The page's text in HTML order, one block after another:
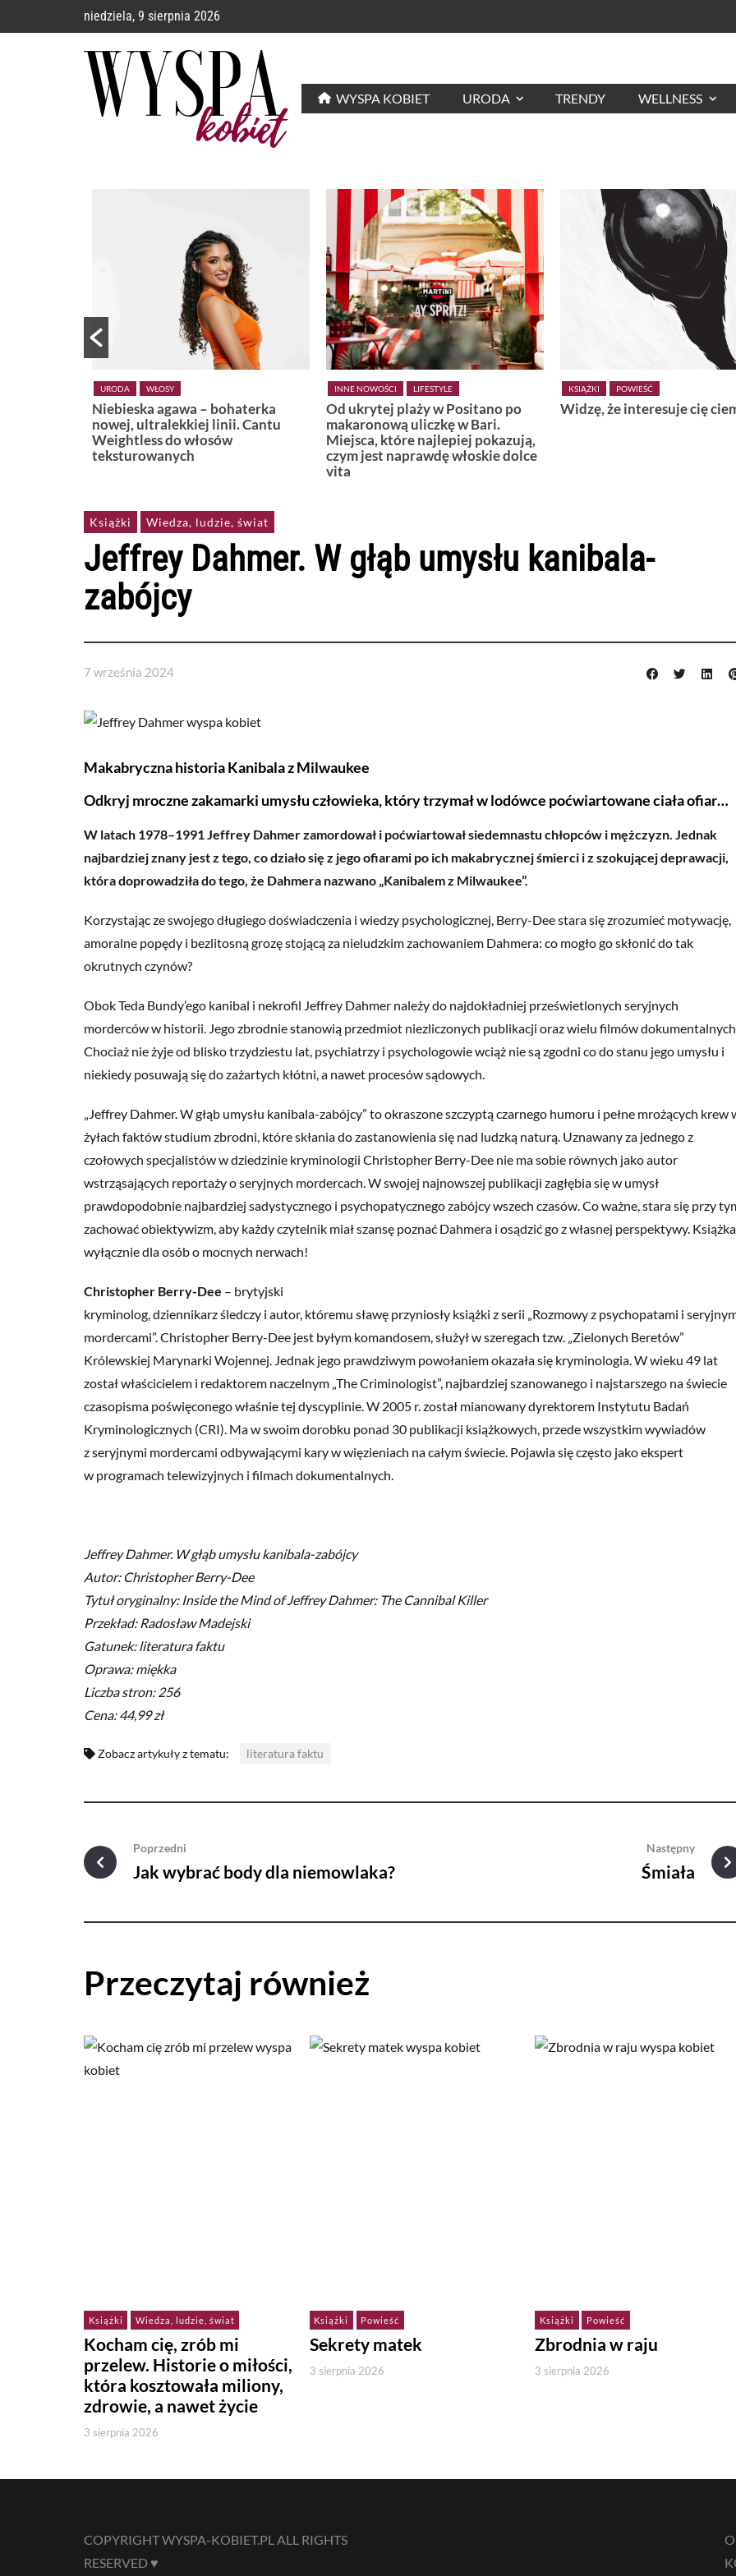
niedziela, 9 sierpnia 2026
WYSPA KOBIET URODA TRENDY WELLNESS
INNE NOWOŚCI
Od ukrytej plaży w Positano po
makaronową uliczkę w Bari.
Miejsca, które najlepiej pokazują,
czym jest naprawdę włoskie dolce
KSIĄŻKI POWIEŚĆ
Widzę, że interesuje cię ciemność
KSIĄŻKI POWIEŚĆ
Wiedźmy z Vardø
Książki Wiedza, ludzie, świat
Jeffrey Dahmer. W głąb umysłu kanibala-
zabójcy
7 września 2024
Makabryczna historia Kanibala z Milwaukee
Odkryj mroczne zakamarki umysłu człowieka, który trzymał w lodówce poćwiartowane ciała ofiar…
W latach 1978–1991 Jeffrey Dahmer zamordował i poćwiartował siedemnastu chłopców i mężczyzn. Jednak
najbardziej znany jest z tego, co działo się z jego ofiarami po ich makabrycznej śmierci i z szokującej deprawacji,
która doprowadziła do tego, że Dahmera nazwano „Kanibalem z Milwaukee”.
Korzystając ze swojego długiego doświadczenia i wiedzy psychologicznej, Berry-Dee stara się zrozumieć motywację,
amoralne popędy i bezlitosną grozę stojącą za nieludzkim zachowaniem Dahmera: co mogło go skłonić do tak
okrutnych czynów?
Obok Teda Bundy’ego kanibal i nekrofil Jeffrey Dahmer należy do najdokładniej prześwietlonych seryjnych
morderców w historii. Jego zbrodnie stanowią przedmiot niezliczonych publikacji oraz wielu filmów
Chociaż nie żyje od blisko trzydziestu lat, psychiatrzy i psychologowie wciąż nie są zgodni co do stanu jego umysłu i
niekiedy posuwają się do zażartych kłótni, a nawet procesów sądowych.
„Jeffrey Dahmer. W głąb umysłu kanibala-zabójcy” to okraszone szczyptą czarnego humoru i pełne mrożących krew
żyłach faktów studium zbrodni, które skłania do zastanowienia się nad ludzką naturą. Uznawany za jednego z
czołowych specjalistów w dziedzinie kryminologii Christopher Berry-Dee nie ma sobie równych jako autor
wstrząsających reportaży o seryjnych mordercach. W swojej najnowszej publikacji zagłębia się w umysł
prawdopodobnie najbardziej sadystycznego i psychopatycznego zabójcy wszech czasów. Co ważne, stara się przy
zachować obiektywizm, aby każdy czytelnik miał szansę poznać Dahmera i osądzić go z własnej perspektywy. Książka
wyłącznie dla osób o mocnych nerwach!
Christopher Berry-Dee – brytyjski
kryminolog, dziennikarz śledczy i autor, któremu sławę przyniosły książki z serii „Rozmowy z psychopatami i
mordercami”. Christopher Berry-Dee jest byłym komandosem, służył w szeregach tzw. „Zielonych Beretów”
Królewskiej Marynarki Wojennej. Jednak jego prawdziwym powołaniem okazała się kryminologia. W wieku 49 lat
został właścicielem i redaktorem naczelnym „The Criminologist”, najbardziej szanowanego i najstarszego na świecie
czasopisma poświęconego właśnie tej dyscyplinie. W 2005 r. został mianowany dyrektorem Instytutu Badań
Kryminologicznych (CRI). Ma w swoim dorobku ponad 30 publikacji książkowych, przede wszystkim wywiadów
z seryjnymi mordercami odbywającymi kary w więzieniach na całym świecie. Pojawia się często jako ekspert
w programach telewizyjnych i filmach dokumentalnych.
Jeffrey Dahmer. W głąb umysłu kanibala-zabójcy
Autor: Christopher Berry-Dee
Tytuł oryginalny: Inside the Mind of Jeffrey Dahmer: The Cannibal Killer
Przekład: Radosław Madejski
Gatunek: literatura faktu
Oprawa: miękka
Liczba stron: 256
Cena: 44,99 zł
Zobacz artykuły z tematu: literatura faktu
Poprzedni
Jak wybrać body dla niemowlaka?
Następny
Śmiała
Przeczytaj również
Książki Wiedza, ludzie, świat
Kocham cię, zrób mi
przelew. Historie o miłości,
która kosztowała miliony,
zdrowie, a nawet życie
3 sierpnia 2026
Książki Powieść
Sekrety matek
3 sierpnia 2026
Książki Powieść
Zbrodnia w raju
3 sierpnia 2026
COPYRIGHT WYSPA-KOBIET.PL ALL RIGHTS
RESERVED ♥